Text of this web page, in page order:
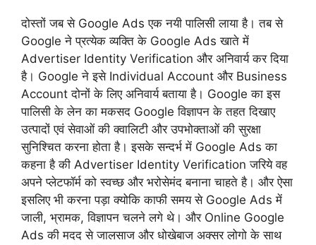
दोस्तों जब से Google Ads एक नयी पालिसी लाया है। तब से
Google ने प्रत्येक व्यक्ति के Google Ads खाते में
Advertiser Identity Verification और अनिवार्य कर दिया
है। Google ने इसे Individual Account और Business
Account दोनों के लिए अनिवार्य बताया है। Google का इस
पालिसी के लेन का मकसद Google विज्ञापन के तहत दिखाए
उत्पादों एवं सेवाओं की क्वालिटी और उपभोक्ताओं की सुरक्षा
सुनिश्चित करना होता है। इसके सन्दर्भ में Google Ads का
कहना है की Advertiser Identity Verification जरिये वह
अपने प्लेटफॉर्म को स्वच्छ और भरोसेमंद बनाना चाहते है। और ऐसा
इसलिए भी करना पड़ा क्योकि काफी समय से Google Ads में
जाली, भ्रामक, विज्ञापन चलने लगे थे। और Online Google
Ads की मदद से जालसाज और धोखेबाज अक्सर लोगो के साथ